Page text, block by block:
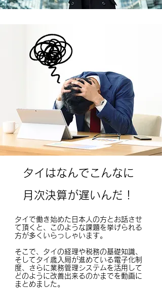
タイはなんでこんなに
月次決算が遅いんだ！
タイで働き始めた日本人の方とお話させ
て頂くと、このような課題を挙げられる
方が多くいらっしゃいます。
そこで、タイの経理や税務の基礎知識、
そしてタイ歳入局が進めている電子化制
度、さらに業務管理システムを活用して
どのように改善出来るのかまでを動画に
まとめました。